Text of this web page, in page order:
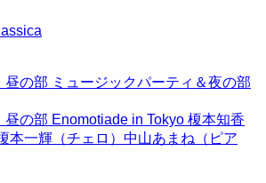
昼の部 ミュージックパーティ＆夜の部
の部 Enomotiade in Tokyo 榎本知香
本一輝（チェロ）中山あまね（ピア